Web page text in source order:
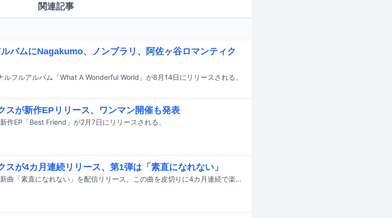
関連記事
バムにNagakumo、ノンブラリ、阿佐ヶ谷ロマンティク
フルアルバム「What A Wonderful World」が8月14日にリリースされる。
スが新作EPリリース、ワンマン開催も発表
作EP「Best Friend」が2月7日にリリースされる。
スが4カ月連続リリース、第1弾は「素直になれない」
阿佐ヶ谷ロマンティクスが新曲「素直になれない」を配信リリース。この曲を皮切りに4カ月連続で楽曲をリリースすることを発表した。